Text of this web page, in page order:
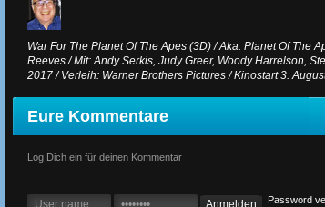
War For The Planet Of The Apes (3D) / Aka: Planet Of The
Reeves / Mit: Andy Serkis, Judy Greer, Woody Harrelson,
2017 / Verleih: Warner Brothers Pictures / Kinostart 3.
Eure Kommentare
Log Dich ein für deinen Kommentar
Password